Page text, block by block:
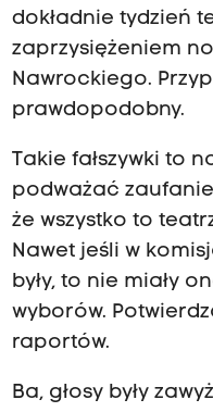
dokładnie tydzień
zaprzysiężeniem
Nawrockiego.
prawdopodobny.
Takie fałszywki to
podważać
że wszystko to
Nawet jeśli w
były, to nie miały
wyborów.
raportów.
Ba, głosy były